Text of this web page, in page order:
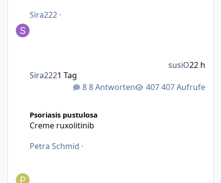
Sira222 ·
8 Antworten 407 Aufrufe
Sira2221 Tag
susiO22 h
Psoriasis pustulosa
Creme ruxolitinib
Petra Schmid ·